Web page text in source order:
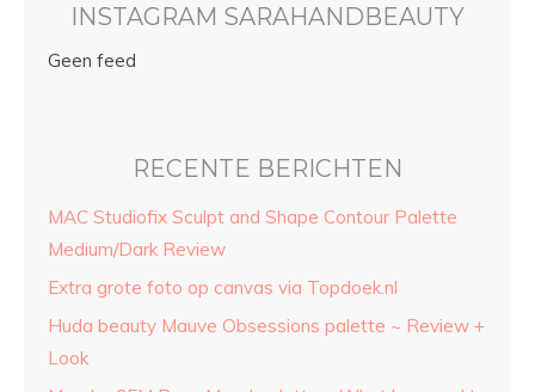
INSTAGRAM SARAHANDBEAUTY
Geen feed
RECENTE BERICHTEN
MAC Studiofix Sculpt and Shape Contour Palette
Medium/Dark Review
Extra grote foto op canvas via Topdoek.nl
Huda beauty Mauve Obsessions palette ~ Review +
Look